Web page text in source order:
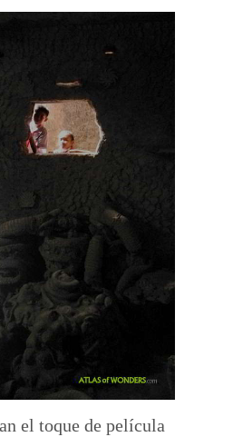
el toque de película